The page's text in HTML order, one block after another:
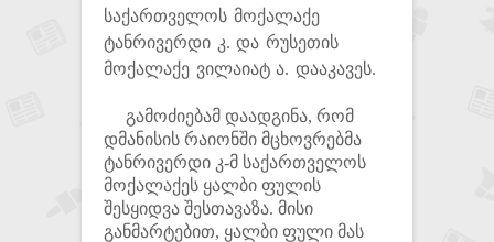
საქართველოს მოქალაქე
ტანრივერდი კ. და რუსეთის
მოქალაქე ვილაიატ ა. დააკავეს.
გამოძიებამ დაადგინა, რომ
დმანისის რაიონში მცხოვრებმა
ტანრივერდი კ-მ საქართველოს
მოქალაქეს ყალბი ფულის
შესყიდვა შესთავაზა. მისი
განმარტებით, ყალბი ფული მას